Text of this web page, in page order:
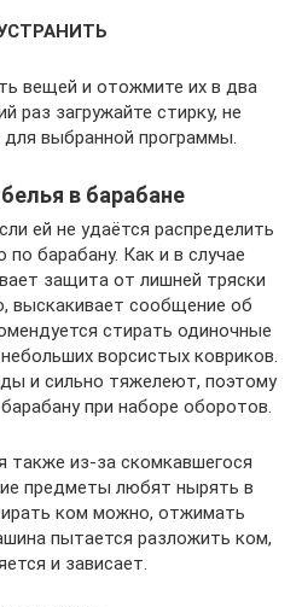
вещей и отожмите их в два
раз загружайте стирку, не
выбранной программы.
в барабане
ей не удаётся распределить
по барабану. Как и в случае
защита от лишней тряски
выскакивает сообщение об
стирать одиночные
ворсистых ковриков.
и сильно тяжелеют, поэтому
при наборе оборотов.
также из-за скомкавшегося
предметы любят нырять в
ком можно, отжимать
пытается разложить ком,
и зависает.